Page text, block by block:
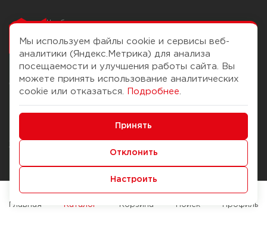
Чтобы вам легко
О компании
История Компании
Журнал
Наши марки
Брендирование
Помощь
Доставка и оплата
Способы оплаты
Служба контроля качества
Мы используем файлы cookie и сервисы веб-
аналитики (Яндекс.Метрика) для анализа
посещаемости и улучшения работы сайта. Вы
можете принять использование аналитических
cookie или отказаться.
Подробнее
Принять
Отклонить
Настроить
Главная Каталог Корзина Поиск Профиль